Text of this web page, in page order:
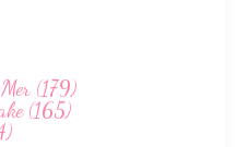
(179)
(165)